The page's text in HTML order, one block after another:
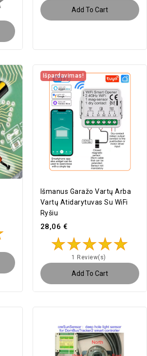
Add To Cart
Išpardavimas!
Išmanus Garažo Vartų Arba
Vartų Atidarytuvas Su WiFi
Ryšiu
28,06 €
1 Review(s)
Add To Cart